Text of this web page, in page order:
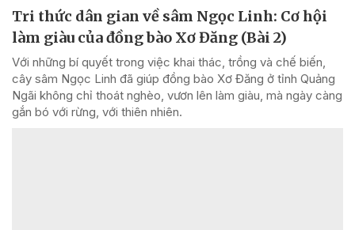
Tri thức dân gian về sâm Ngọc Linh: Cơ hội
làm giàu của đồng bào Xơ Đăng (Bài 2)
Với những bí quyết trong việc khai thác, trồng và chế biến,
cây sâm Ngọc Linh đã giúp đồng bào Xơ Đăng ở tỉnh Quảng
Ngãi không chỉ thoát nghèo, vươn lên làm giàu, mà ngày càng
gắn bó với rừng, với thiên nhiên.